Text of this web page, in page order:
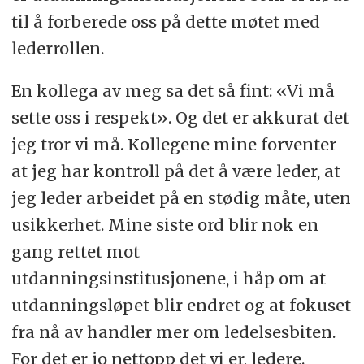
til å forberede oss på dette møtet med
lederrollen.
En kollega av meg sa det så fint: «Vi må
sette oss i respekt». Og det er akkurat det
jeg tror vi må. Kollegene mine forventer
at jeg har kontroll på det å være leder, at
jeg leder arbeidet på en stødig måte, uten
usikkerhet. Mine siste ord blir nok en
gang rettet mot
utdanningsinstitusjonene, i håp om at
utdanningsløpet blir endret og at fokuset
fra nå av handler mer om ledelsesbiten.
For det er jo nettopp det vi er, ledere.